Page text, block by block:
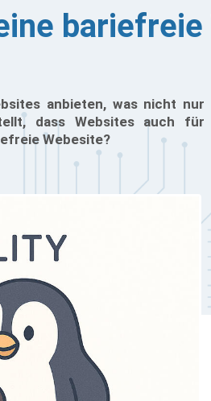
anbieten, was nicht nur
dass Websites auch für
Webesite?